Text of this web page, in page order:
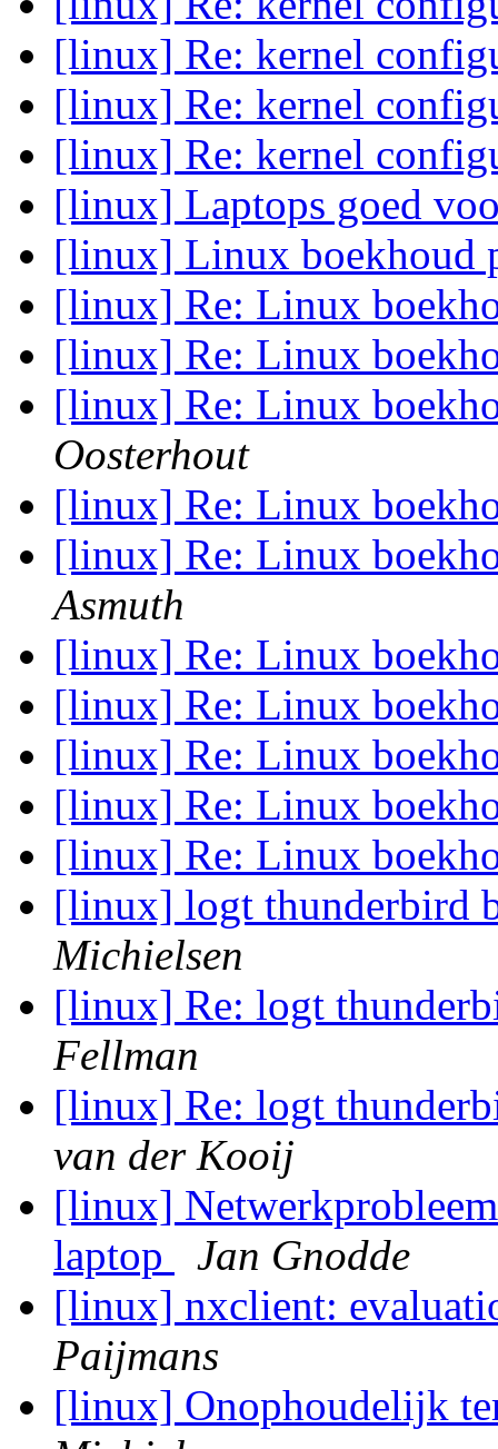
[linux] Re: kernel
[linux] Re: kernel
[linux] Re: kernel
[linux] Laptops goed
[linux] Linux boekhoud
[linux] Re: Linux
[linux] Re: Linux
[linux] Re: Linux
Oosterhout
[linux] Re: Linux
[linux] Re: Linux
Asmuth
[linux] Re: Linux
[linux] Re: Linux
[linux] Re: Linux
[linux] Re: Linux
[linux] Re: Linux
[linux] logt thunderbird
Michielsen
[linux] Re: logt
Fellman
[linux] Re: logt
van der Kooij
[linux]
laptop
Jan Gnodde
[linux] nxclient:
Paijmans
[linux] Onophoudelijk